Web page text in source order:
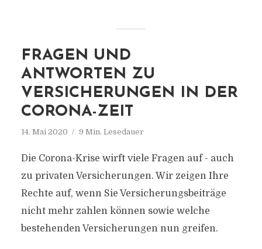
FRAGEN UND
ANTWORTEN ZU
VERSICHERUNGEN IN DER
CORONA-ZEIT
14. Mai 2020 9 Min. Lesedauer
Die Corona-Krise wirft viele Fragen auf - auch
zu privaten Versicherungen. Wir zeigen Ihre
Rechte auf, wenn Sie Versicherungsbeiträge
nicht mehr zahlen können sowie welche
bestehenden Versicherungen nun greifen.